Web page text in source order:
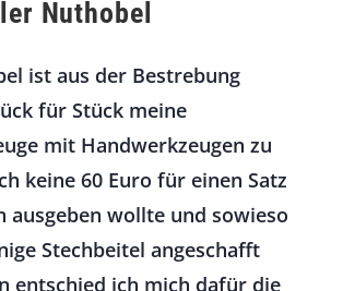
Nuthobel
ist aus der Bestrebung
für Stück meine
mit Handwerkzeugen zu
keine 60 Euro für einen Satz
ausgeben wollte und sowieso
Stechbeitel angeschafft
entschied ich mich dafür die